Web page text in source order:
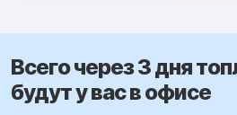
Всего через 3 дня
будут у вас в офисе